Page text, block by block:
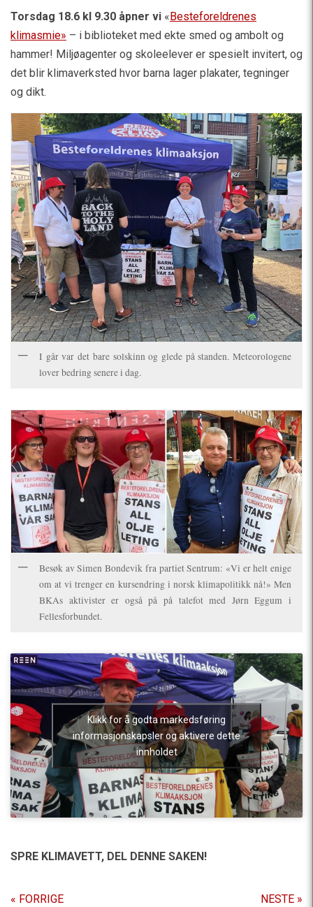
Torsdag 18.6 kl 9.30 åpner vi « Besteforeldrenes
klimasmie» – i biblioteket med ekte smed og ambolt og
hammer! Miljøagenter og skoleelever er spesielt invitert, og
det blir klimaverksted hvor barna lager plakater, tegninger
og dikt.
I går var det bare solskinn og glede på standen. Meteorologene
lover bedring senere i dag.
Besøk av Simen Bondevik fra partiet Sentrum: «Vi er helt enige
om at vi trenger en kursendring i norsk klimapolitikk nå!» Men
BKAs aktivister er også på på talefot med Jørn Eggum i
Fellesforbundet.
Klikk for å godta markedsføring
informasjonskapsler og aktivere dette
innholdet
SPRE KLIMAVETT, DEL DENNE SAKEN!
« FORRIGE NESTE »